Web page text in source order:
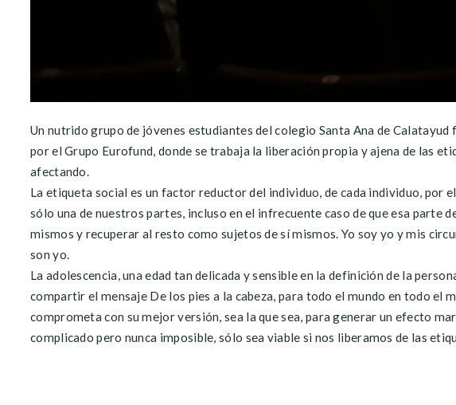
Un nutrido grupo de jóvenes estudiantes del colegio Santa Ana de
por el Grupo Eurofund, donde se trabaja la liberación propia y ajena de las
afectando.
La etiqueta social es un factor reductor del individuo, de cada individuo, por
sólo una de nuestros partes, incluso en el infrecuente caso de que esa
mismos y recuperar al resto como sujetos de sí mismos. Yo soy yo y mis
son yo.
La adolescencia, una edad tan delicada y sensible en la definición de la
compartir el mensaje De los pies a la cabeza, para todo el mundo en todo el
comprometa con su mejor versión, sea la que sea, para generar un efecto
complicado pero nunca imposible, sólo sea viable si nos liberamos de las